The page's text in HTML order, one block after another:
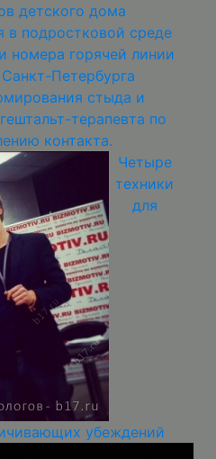
детского дома
в подростковой среде
номера горячей линии
Петербурга
стыда и
терапевта по
контакта.
Четыре
техники
для
убеждений